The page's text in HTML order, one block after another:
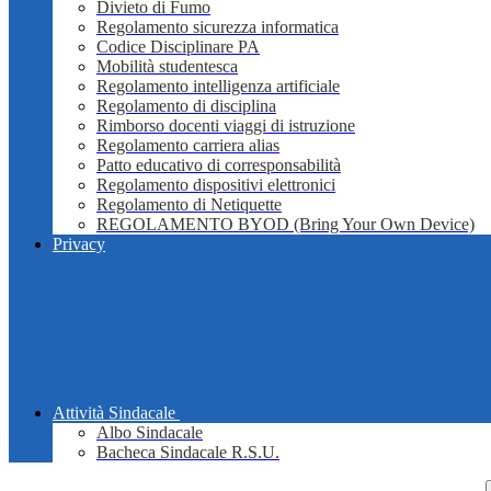
Divieto di Fumo
Regolamento sicurezza informatica
Codice Disciplinare PA
Mobilità studentesca
Regolamento intelligenza artificiale
Regolamento di disciplina
Rimborso docenti viaggi di istruzione
Regolamento carriera alias
Patto educativo di corresponsabilità
Regolamento dispositivi elettronici
Regolamento di Netiquette
REGOLAMENTO BYOD (Bring Your Own Device)
Privacy
Attività Sindacale
Albo Sindacale
Bacheca Sindacale R.S.U.